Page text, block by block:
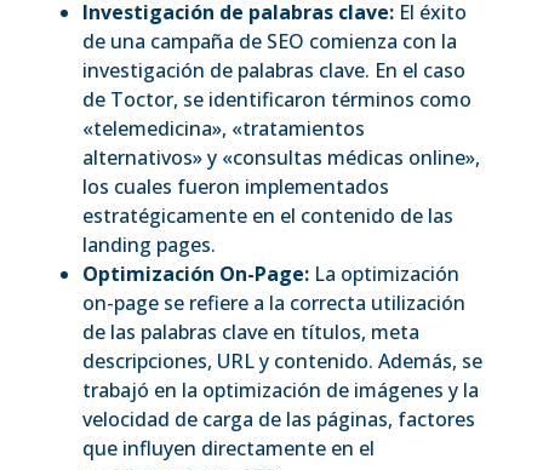
Investigación de palabras clave: El éxito
de una campaña de SEO comienza con la
investigación de palabras clave. En el caso
de Toctor, se identificaron términos como
«telemedicina», «tratamientos
alternativos» y «consultas médicas online»,
los cuales fueron implementados
estratégicamente en el contenido de las
landing pages.
Optimización On-Page: La optimización
on-page se refiere a la correcta utilización
de las palabras clave en títulos, meta
descripciones, URL y contenido. Además, se
trabajó en la optimización de imágenes y la
velocidad de carga de las páginas, factores
que influyen directamente en el